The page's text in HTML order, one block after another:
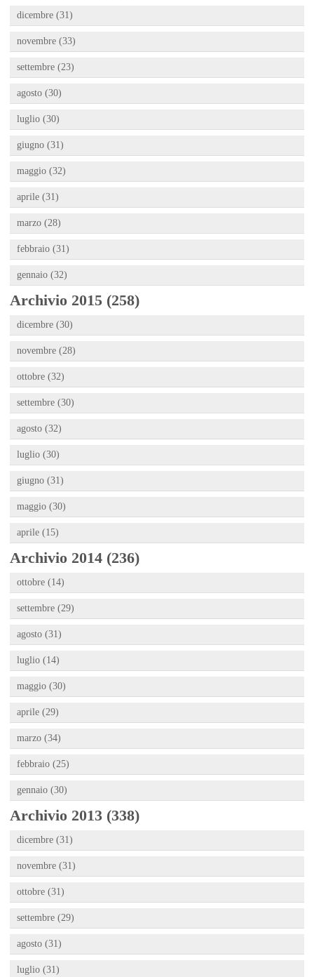
dicembre (31)
novembre (33)
settembre (23)
agosto (30)
luglio (30)
giugno (31)
maggio (32)
aprile (31)
marzo (28)
febbraio (31)
gennaio (32)
Archivio 2015 (258)
dicembre (30)
novembre (28)
ottobre (32)
settembre (30)
agosto (32)
luglio (30)
giugno (31)
maggio (30)
aprile (15)
Archivio 2014 (236)
ottobre (14)
settembre (29)
agosto (31)
luglio (14)
maggio (30)
aprile (29)
marzo (34)
febbraio (25)
gennaio (30)
Archivio 2013 (338)
dicembre (31)
novembre (31)
ottobre (31)
settembre (29)
agosto (31)
luglio (31)